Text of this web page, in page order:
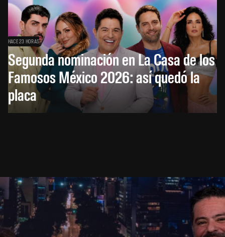
HACE 23 HORAS
Segunda nominación en La Casa de los
Famosos México 2026: así quedó la
placa